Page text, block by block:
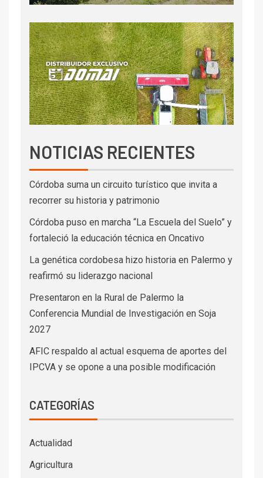
NOTICIAS RECIENTES
Córdoba suma un circuito turístico que invita a
recorrer su historia y patrimonio
Córdoba puso en marcha “La Escuela del Suelo” y
fortaleció la educación técnica en Oncativo
La genética cordobesa hizo historia en Palermo y
reafirmó su liderazgo nacional
Presentaron en la Rural de Palermo la
Conferencia Mundial de Investigación en Soja
2027
AFIC respaldo al actual esquema de aportes del
IPCVA y se opone a una posible modificación
CATEGORÍAS
Actualidad
Agricultura